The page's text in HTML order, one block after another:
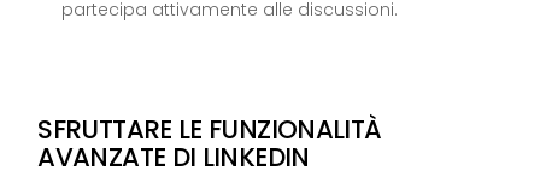
partecipa attivamente alle discussioni.
SFRUTTARE LE FUNZIONALITÀ
AVANZATE DI LINKEDIN